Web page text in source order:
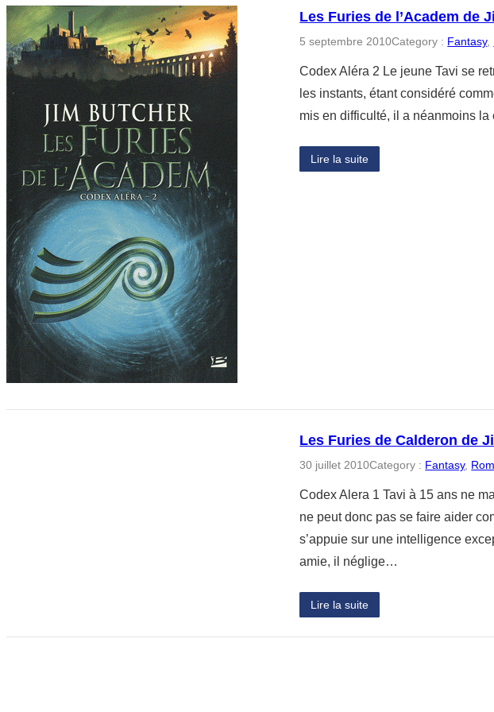
Les Furies de l’Academ de
5 septembre 2010Category : Fantasy,
Codex Aléra 2 Le jeune Tavi se
les instants, étant considéré
mis en difficulté, il a néanmoins
Lire la suite
Les Furies de Calderon de
30 juillet 2010Category : Fantasy,
Codex Alera 1 Tavi à 15 ans ne
ne peut donc pas se faire aider
s’appuie sur une intelligence
amie, il néglige…
Lire la suite